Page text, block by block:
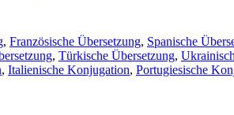
, Französische Übersetzung, Spanische
, Türkische Übersetzung,
, Italienische Konjugation, Portugiesische